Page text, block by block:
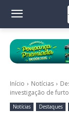
Início Notícias
investigação de
Notícias Destaques